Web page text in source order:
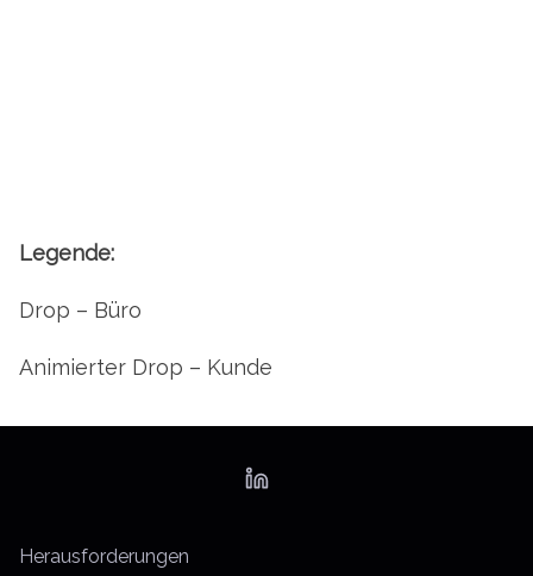
Legende:
Drop – Büro
Animierter Drop – Kunde
Herausforderungen